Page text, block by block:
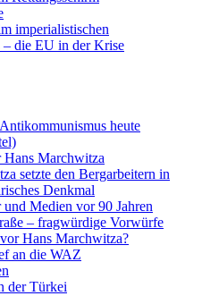
imperialistischen
die EU in der Krise
heute
Hans Marchwitza
setzte den Bergarbeitern in
Denkmal
Medien vor 90 Jahren
– fragwürdige Vorwürfe
Hans Marchwitza?
an die WAZ
der Türkei